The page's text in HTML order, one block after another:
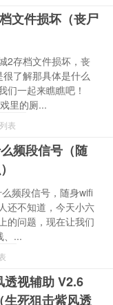
文件损坏（丧尸
2存档文件损坏，丧
了解那具体是什么
们一起来瞧瞧吧！
里的厕...
表
频段信号（随
频段信号，随身wifi
还不知道，今天小六
的问题，现在让我们
、...
透视辅助 V2.6
生死狙击紫风透